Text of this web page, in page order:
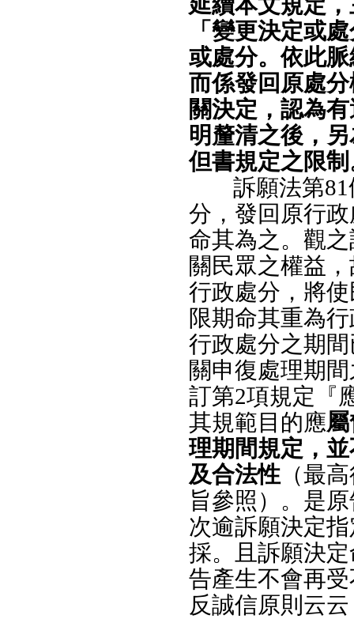
「變更決定或
或處分。依此
而係發回原處
關決定，認為
明釐清之後，
但書規定之限
訴願法第
分，發回原行
命其為之。觀
關民眾之權益
行政處分，將
限期命其重為
行政處分之期
關申復處理期
訂第2項規定『
其規範目的應
理期間規定，
及合法性 （最
旨參照）。是
次逾訴願決定
採。且訴願決
告產生不會再
反誠信原則云